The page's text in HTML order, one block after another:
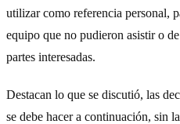
utilizar como referencia personal,
equipo que no pudieron asistir o
partes interesadas.
Destacan lo que se discutió, las
se debe hacer a continuación, sin